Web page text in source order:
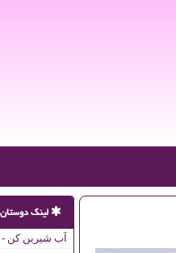
لینک
آب شیرین کن